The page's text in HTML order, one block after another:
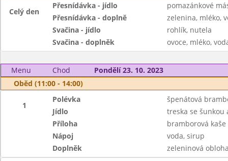
Celý den
Přesnídávka - jídlo
pomazánkové
Přesnídávka - doplně
zelenina, mléko,
Svačina - jídlo
rohlík, nutela
Svačina - doplněk
ovoce, mléko,
Menu Chod
Pondělí 23. 10. 2023
Oběd (11:00 - 14:00)
1
Polévka
špenátová
Jídlo
treska se šunkou
Příloha
bramborová kaše
Nápoj
voda, sirup
Doplněk
zeleninová